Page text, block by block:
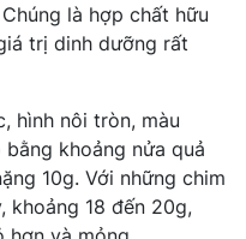
là hợp chất hữu
trị dinh dưỡng rất
hình nôi tròn, màu
khoảng nửa quả
10g. Với những chim
khoảng 18 đến 20g,